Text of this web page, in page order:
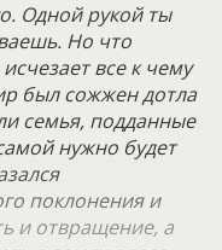
Одной рукой ты
Но что
все к чему
был сожжен дотла
семья, подданные
нужно будет
поклонения и
и отвращение, а